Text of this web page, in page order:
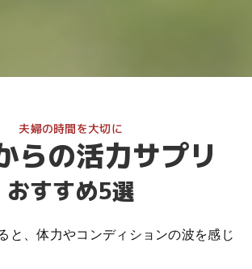
らの活力サプリ
おすすめ5選
と、体力やコンディションの波を感じ